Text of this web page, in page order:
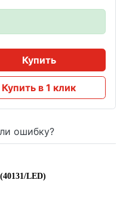
Купить
Купить в 1 клик
ошибку?
LED)